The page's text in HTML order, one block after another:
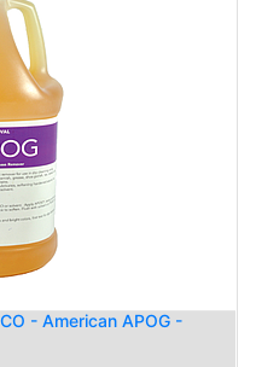
- American APOG -